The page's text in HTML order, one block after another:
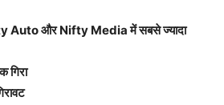
Auto और Nifty Media में सबसे ज्यादा
गिरा